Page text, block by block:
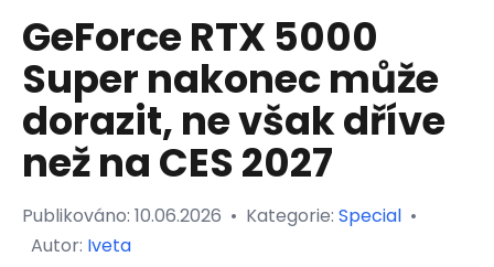
GeForce RTX 5000
Super nakonec může
dorazit, ne však dříve
než na CES 2027
Publikováno: 10.06.2026 • Kategorie: Special •
Autor: Iveta